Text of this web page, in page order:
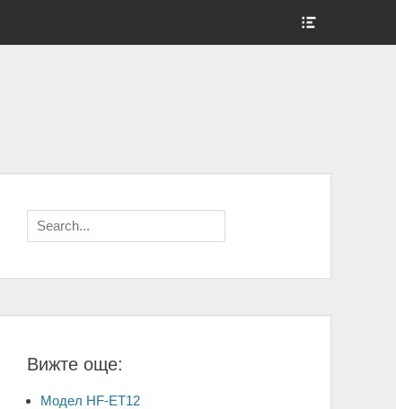
Header
Search
for:
Вижте още:
Модел HF-ET12